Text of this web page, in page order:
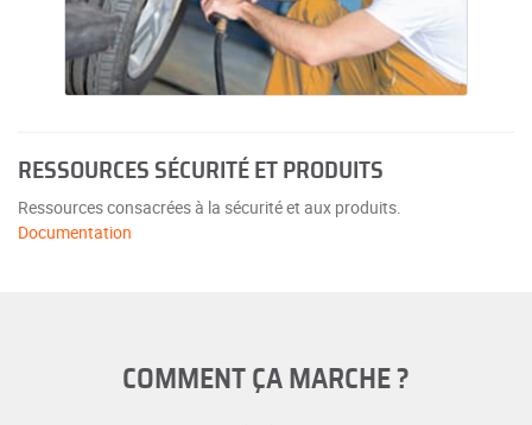
RESSOURCES SÉCURITÉ ET PRODUITS
Ressources consacrées à la sécurité et aux produits.
Documentation
COMMENT ÇA MARCHE ?